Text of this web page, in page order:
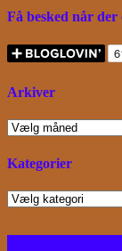
Få besked når der
Arkiver
Arkiver
Kategorier
Kategorier